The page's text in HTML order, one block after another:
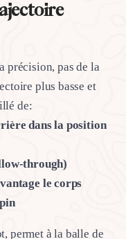
précision, pas de la
plus basse et
de:
dans la position
through)
le corps
permet à la balle de